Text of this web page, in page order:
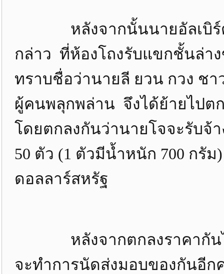
หลังจากนั้นนายอัลเบิร์ต
กล่าว ที่ห้องโถงรับแขกชั้นล่า
ทราบชื่อว่านายลี ยวน กวง ช
ผู้คนพลุกพล่าน จึงได้ย้ายไปต
โดยตกลงกันว่านายโจจะรับจ้
50 ตัว (1 ตัวมีน้ำหนัก 700 กรั
ดอลลาร์สหรัฐ
หลังจากตกลงราคากันไ
จะทำการนัดส่งมอบของกันอี